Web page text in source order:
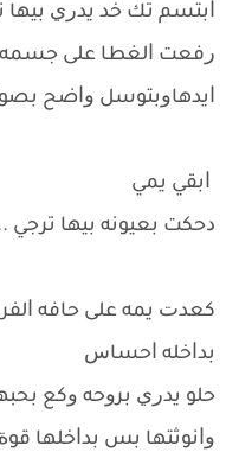
ﺍﺑﺘﺴﻢ ﺗﻚ ﺧﺪ ﻳﺪﺭﻱ ﺑﻴﻬﺎ
ﺭﻓﻌﺖ ﺍﻟﻐﻄﺎ ﻋﻠﻰ ﺟﺴﻤﻪ
ﺍﻳﺪﻫﺎﻭﺑﺘﻮﺳﻞ ﻭﺍﺿﺢ
ﺍﺑﻘﻲ ﻳﻤﻲ
ﺩﺣﻜﺖ ﺑﻌﻴﻮﻧﻪ ﺑﻴﻬﺎ ﺗﺮﺟﻲ
ﻛﻌﺪﺕ ﻳﻤﻪ ﻋﻠﻰ ﺣﺎﻓﻪ
ﺑﺪﺍﺧﻠﻪ ﺍﺣﺴﺎﺱ
ﺣﻠﻮ ﻳﺪﺭﻱ ﺑﺮﻭﺣﻪ ﻭﻛﻊ
ﻭﺍﻧﻮﺛﺘﻬﺎ ﺑﺲ ﺑﺪﺍﺧﻠﻬﺎ